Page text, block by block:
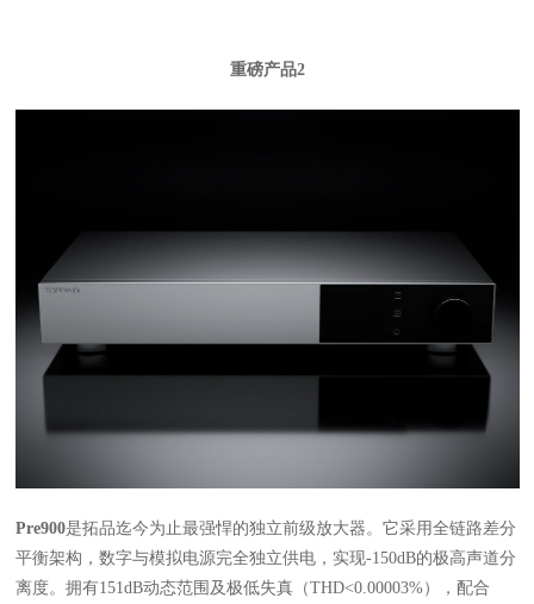
重磅产品2
Pre900是拓品迄今为止最强悍的独立前级放大器。它采用全链路差分
平衡架构，数字与模拟电源完全独立供电，实现-150dB的极高声道分
离度。拥有151dB动态范围及极低失真（THD<0.00003%），配合